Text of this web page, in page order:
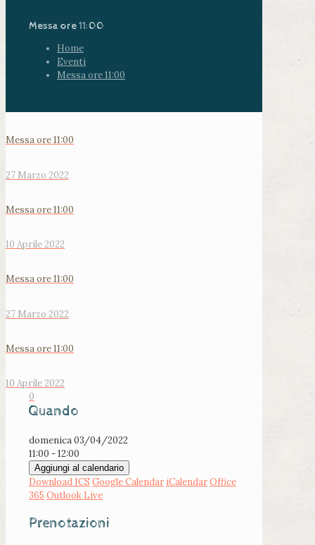
Messa ore 11:00
Home
Eventi
Messa ore 11:00
Messa ore 11:00
27 Marzo 2022
Messa ore 11:00
10 Aprile 2022
Messa ore 11:00
27 Marzo 2022
Messa ore 11:00
10 Aprile 2022
0
Quando
domenica 03/04/2022
11:00 - 12:00
Aggiungi al calendario
Download ICS Google Calendar iCalendarOffice
365 Outlook Live
Prenotazioni